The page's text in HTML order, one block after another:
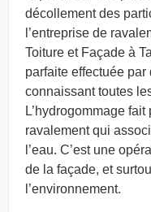
décollement des
l’entreprise de
Toiture et Façade à
parfaite effectuée
connaissant toutes
L’hydrogommage
ravalement qui
l’eau. C’est une
de la façade, et
l’environnement.